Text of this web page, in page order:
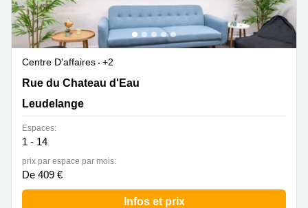
Centre D'affaires
+2
12, Rue du Chateau D'eau, Leudelange
Rue du Chateau d'Eau
Leudelange
Espaces:
1 - 14
prix par espace par mois:
De 409 €
Infos et prix